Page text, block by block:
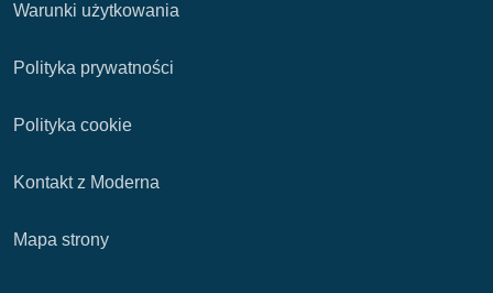
Warunki użytkowania
Polityka prywatności
Polityka cookie
Kontakt z Moderna
Mapa strony